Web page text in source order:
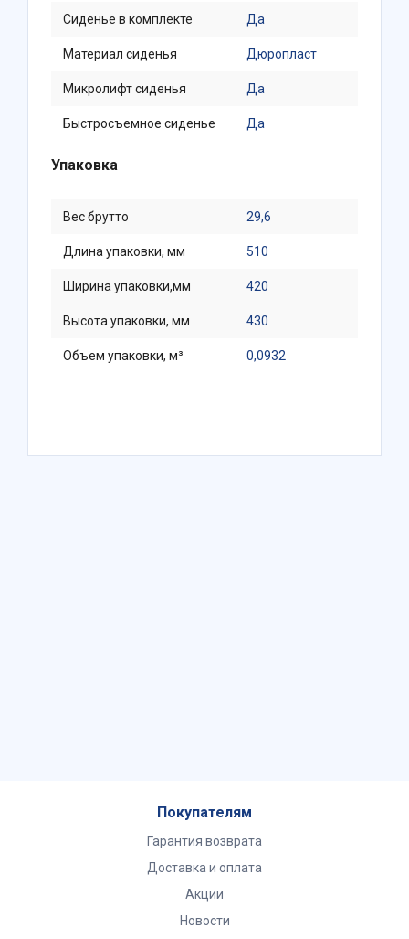
Сиденье в комплекте Да
Материал сиденья Дюропласт
Микролифт сиденья Да
Быстросъемное сиденье Да
Упаковка
Вес брутто 29,6
Длина упаковки, мм 510
Ширина упаковки,мм 420
Высота упаковки, мм 430
Объем упаковки, м³ 0,0932
Покупателям
Гарантия возврата
Доставка и оплата
Акции
Новости